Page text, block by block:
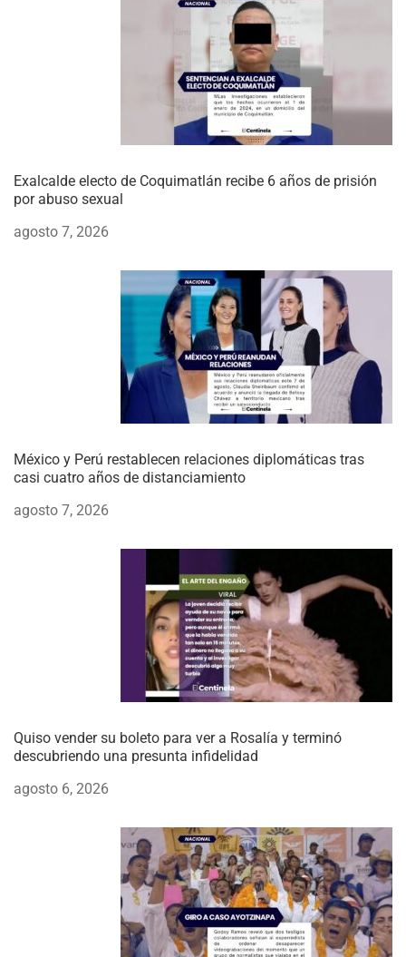
Exalcalde electo de Coquimatlán recibe 6 años de prisión
por abuso sexual
agosto 7, 2026
México y Perú restablecen relaciones diplomáticas tras
casi cuatro años de distanciamiento
agosto 7, 2026
Quiso vender su boleto para ver a Rosalía y terminó
descubriendo una presunta infidelidad
agosto 6, 2026